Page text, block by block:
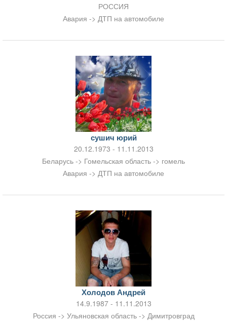
РОССИЯ
Авария -> ДТП на автомобиле
сушич юрий
20.12.1973 - 11.11.2013
Беларусь -> Гомельская область -> гомель
Авария -> ДТП на автомобиле
Холодов Андрей
14.9.1987 - 11.11.2013
Россия -> Ульяновская область -> Димитровград